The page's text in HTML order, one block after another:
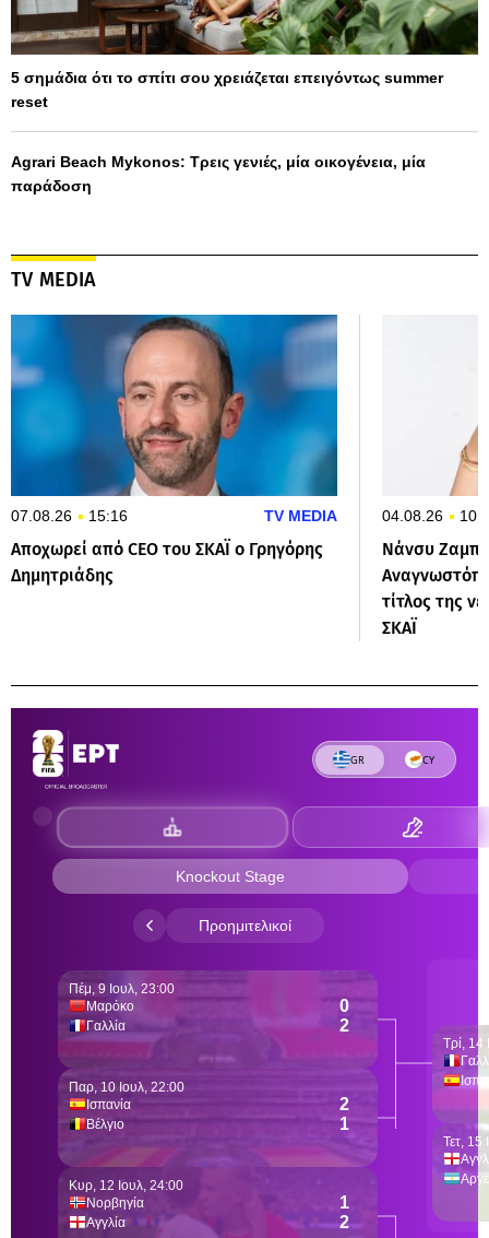
5 σημάδια ότι το σπίτι σου χρειάζεται επειγόντως summer
reset
Agrari Beach Mykonos: Τρεις γενιές, μία οικογένεια, μία
παράδοση
TV MEDIA
07.08.26 15:16 TV MEDIA
Αποχωρεί από CEO του ΣΚΑΪ ο Γρηγόρης
Δημητριάδης
04.08.26
Νάνσυ
τίτλος της
ΣΚΑΪ